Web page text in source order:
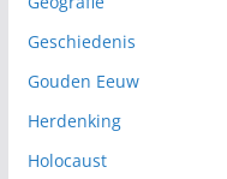
Geschiedenis
Gouden Eeuw
Herdenking
Holocaust